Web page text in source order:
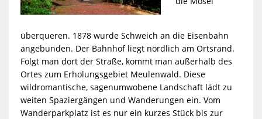
überqueren. 1878 wurde Schweich an die Eisenbahn
angebunden. Der Bahnhof liegt nördlich am Ortsrand.
Folgt man dort der Straße, kommt man außerhalb des
Ortes zum Erholungsgebiet Meulenwald. Diese
wildromantische, sagenumwobene Landschaft lädt zu
weiten Spaziergängen und Wanderungen ein. Vom
Wanderparkplatz ist es nur ein kurzes Stück bis zur